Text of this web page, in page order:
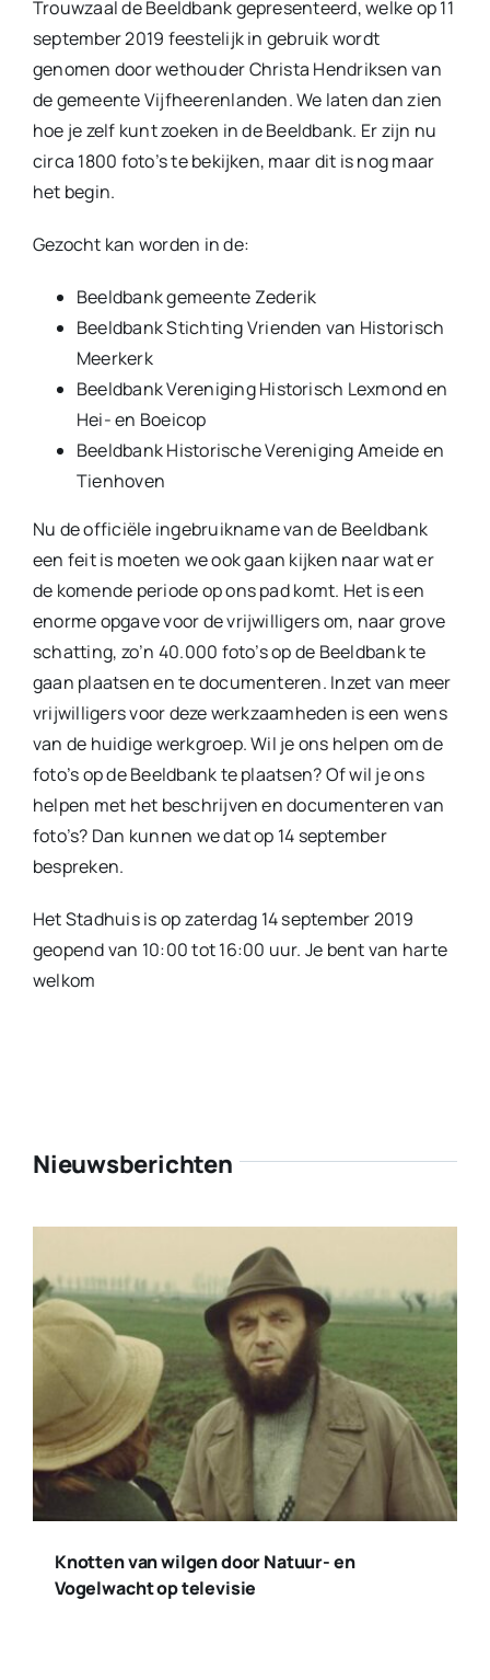
Trouwzaal de Beeldbank gepresenteerd, welke op 11
september 2019 feestelijk in gebruik wordt
genomen door wethouder Christa Hendriksen van
de gemeente Vijfheerenlanden. We laten dan zien
hoe je zelf kunt zoeken in de Beeldbank. Er zijn nu
circa 1800 foto’s te bekijken, maar dit is nog maar
het begin.
Gezocht kan worden in de:
Beeldbank gemeente Zederik
Beeldbank Stichting Vrienden van Historisch
Meerkerk
Beeldbank Vereniging Historisch Lexmond en
Hei- en Boeicop
Beeldbank Historische Vereniging Ameide en
Tienhoven
Nu de officiële ingebruikname van de Beeldbank
een feit is moeten we ook gaan kijken naar wat er
de komende periode op ons pad komt. Het is een
enorme opgave voor de vrijwilligers om, naar grove
schatting, zo’n 40.000 foto’s op de Beeldbank te
gaan plaatsen en te documenteren. Inzet van meer
vrijwilligers voor deze werkzaamheden is een wens
van de huidige werkgroep. Wil je ons helpen om de
foto’s op de Beeldbank te plaatsen? Of wil je ons
helpen met het beschrijven en documenteren van
foto’s? Dan kunnen we dat op 14 september
bespreken.
Het Stadhuis is op zaterdag 14 september 2019
geopend van 10:00 tot 16:00 uur. Je bent van harte
welkom
Nieuwsberichten
Knotten van wilgen door Natuur- en
Vogelwacht op televisie